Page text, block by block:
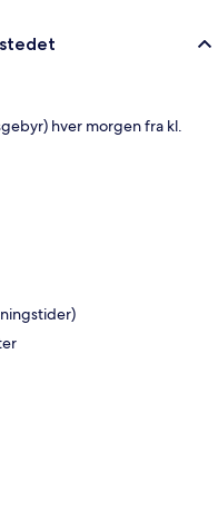
hver morgen fra kl.